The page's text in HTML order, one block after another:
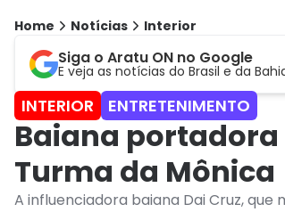
Home Notícias Interior
Siga o Aratu ON no Google
E veja as notícias do Brasil e da
INTERIOR ENTRETENIMENTO
Baiana
Turma da Mônica
A influenciadora baiana Dai Cruz,